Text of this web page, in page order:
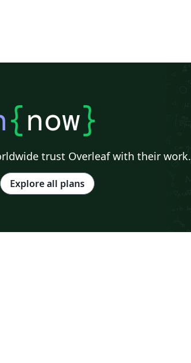
{now}
trust Overleaf with their work.
Explore all plans